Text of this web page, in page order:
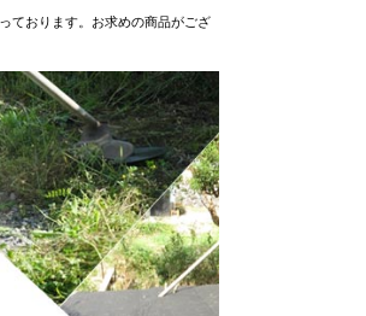
ております。お求めの商品がござ